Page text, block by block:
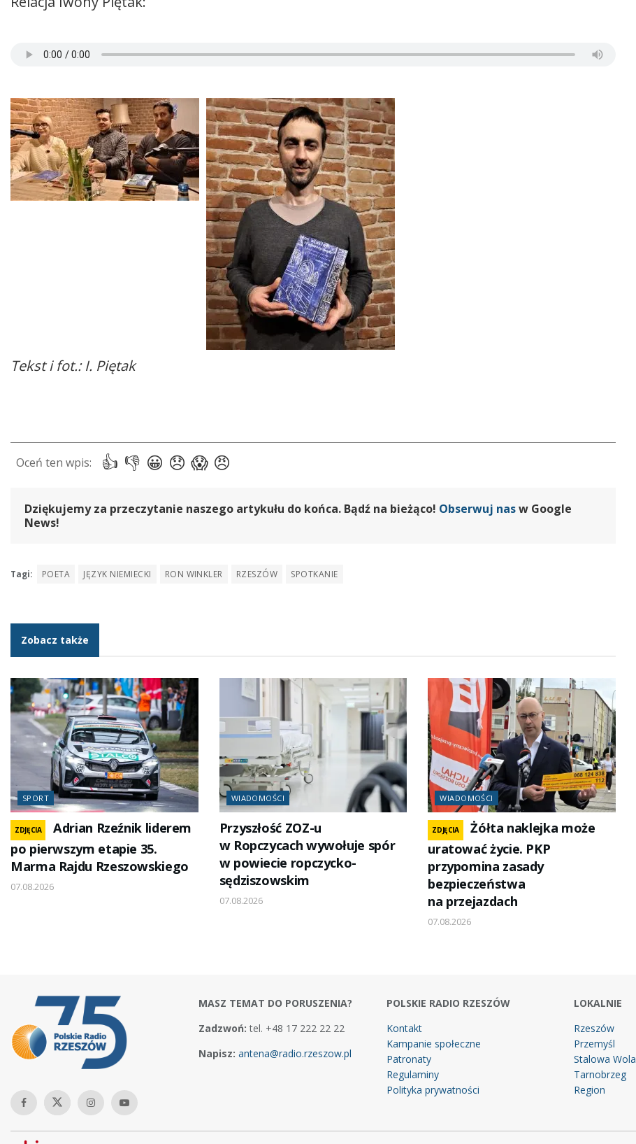
Tekst i fot.: I. Piętak
Dziękujemy za przeczytanie naszego artykułu do końca. Bądź na bieżąco! Obserwuj nasw Google
News!
Tagi: POETA JĘZYK NIEMIECKI RON WINKLER RZESZÓW SPOTKANIE
Zobacz także
SPORT
ZDJĘCIA
Adrian Rzeźnik liderem
po pierwszym etapie 35.
Marma Rajdu Rzeszowskiego
07.08.2026
WIADOMOŚCI
Przyszłość ZOZ-u
w Ropczycach wywołuje spór
w powiecie ropczycko-
sędziszowskim
07.08.2026
WIADOMOŚCI
ZDJĘCIA
Żółta naklejka może
uratować życie. PKP
przypomina zasady
bezpieczeństwa
na przejazdach
07.08.2026
MASZ TEMAT DO PORUSZENIA?
Zadzwoń: tel. +48 17 222 22 22
Napisz: antena@radio.rzeszow.pl
POLSKIE RADIO RZESZÓW
Kontakt
Kampanie społeczne
Patronaty
Regulaminy
Polityka prywatności
LOKALNIE
Rzeszów
Przemyśl
Stalowa Wola
Tarnobrzeg
Region